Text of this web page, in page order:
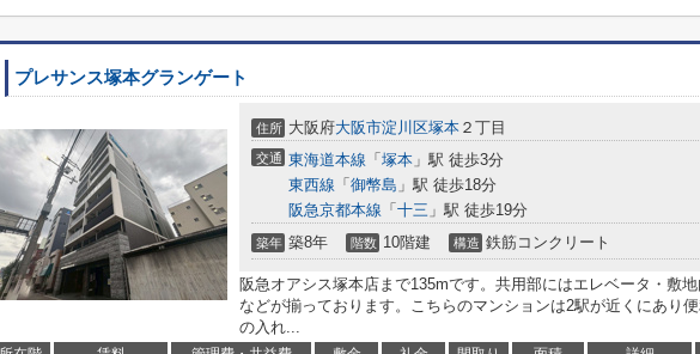
プレサンス塚本グランゲート
住所 大阪府大阪市淀川区塚本 ２丁目
交通 東海道本線 「 塚本 」駅 徒歩3分
東西線 「 御幣島 」駅 徒歩18分
阪急京都本線 「 十三 」駅 徒歩19分
築年 築8年 階数 10階建 構造 鉄筋コンクリート
阪急オアシス塚本店まで135mです。共用部にはエレベータ・敷
などが揃っております。こちらのマンションは2駅が近くにあり
の入れ...